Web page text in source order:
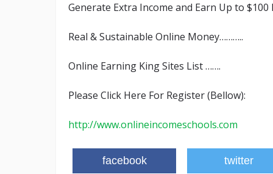
Generate Extra Income and Earn Up to $100
Real & Sustainable Online Money………..
Online Earning King Sites List …….
Please Click Here For Register (Bellow):
http://www.onlineincomeschools.com
facebook twitter